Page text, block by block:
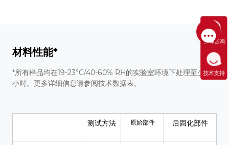
材料性能*
*所有样品均在19-23°C/40-60% RH的实验室环境下处理至少24
小时。更多详细信息请参阅技术数据表。
测试方法 原始部件 后固化部件
售前咨询
技术支持